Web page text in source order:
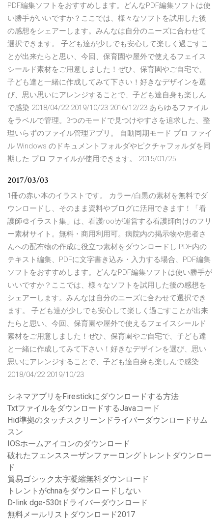
PDF編集ソフトをおすすめします。どんなPDF編集ソフトは使
い勝手がいいですか？ここでは、様々なソフトを試用した後
の感想をシェアーします。みんなは自分のニーズに合わせて
選択できます。 子ども達が少しでも安心して楽しく過ごすこ
とが出来たらと思い、今回、保育園や屋外で使えるフェイス
シールド素材をご用意しました！ぜひ、保育園やご自宅で、
子ども達と一緒に作成してみて下さい！好きなデザインを選
び、思い思いにアレンジすることで、子ども達自身も楽しん
で感染 2018/04/22 2019/10/23 2016/12/23 あらゆるファイル
をラベルで管理。3つのモードで見つけやすさを追求した、整
理いらずのファイル管理アプリ。 自動同期モード プロ ファイ
ル Windows のドキュメントフォルダやピクチャフォルダを同
期した プロ ファイルが使用できます。 2015/01/25
2017/03/03
1冊の赤い本のイラストです。 カラー/白黒の素材を無料でダ
ウンロードし、そのまま資料やブログに活用できます！「看
護師🎨イラスト集」は、看護roo!が運営する看護師向けのフリ
ー素材サイト。無料・商用利用可。病院内の掲示物や患者さ
んへの配布物の作成に役立つ素材をダウンロードし PDF内の
テキスト編集、PDFに文字書き込み・入力する場合、PDF編集
ソフトをおすすめします。どんなPDF編集ソフトは使い勝手が
いいですか？ここでは、様々なソフトを試用した後の感想を
シェアーします。みんなは自分のニーズに合わせて選択でき
ます。 子ども達が少しでも安心して楽しく過ごすことが出来
たらと思い、今回、保育園や屋外で使えるフェイスシールド
素材をご用意しました！ぜひ、保育園やご自宅で、子ども達
と一緒に作成してみて下さい！好きなデザインを選び、思い
思いにアレンジすることで、子ども達自身も楽しんで感染
2018/04/22 2019/10/23
シネマアプリをFirestickにダウンロードする方法
TxtファイルをダウンロードするJavaコード
Hid準拠のタッチスクリーンドライバーダウンロードサム
スン
IOSホームアイコンのダウンロード
破れたフェンススーザンファーロングトレントダウンロー
ド
貿易ゴシック太字凝縮無料ダウンロード
トレントがchnaをダウンロードしない
D-link dge-530tドライバーダウンロード
無料メールリストダウンロード2017